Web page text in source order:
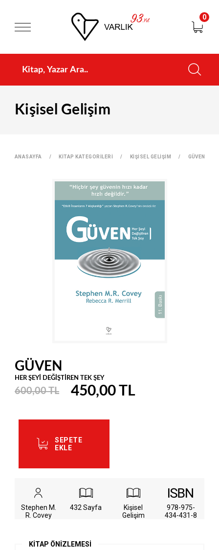
0
Kişisel Gelişim
ANASAYFA KİTAP KATEGORİLERİ KİŞİSEL GELİŞİM GÜVEN
GÜVEN
HER ŞEYİ DEĞİŞTİREN TEK ŞEY
600,00 TL 450,00 TL
Stephen M.
R. Covey
432 Sayfa
Kişisel
Gelişim
978-975-
434-431-8
SEPETE
EKLE
KİTAP ÖNİZLEMESİ